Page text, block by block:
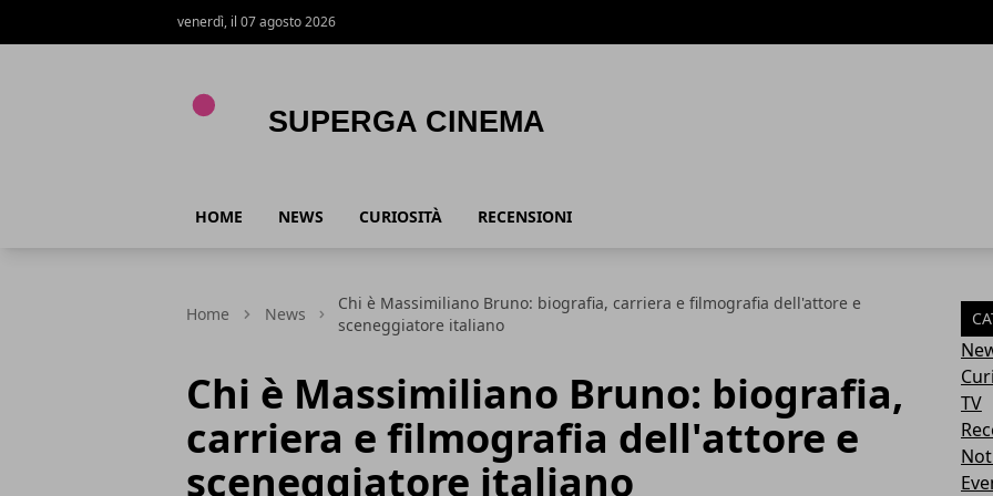
venerdì, il 07 agosto 2026
HOME NEWS CURIOSITÀ RECENSIONI
Home News
Chi è Massimiliano Bruno: biografia, carriera e filmografia dell'attore e
sceneggiatore italiano
Chi è Massimiliano Bruno: biografia,
carriera e filmografia dell'attore e
sceneggiatore italiano
TV